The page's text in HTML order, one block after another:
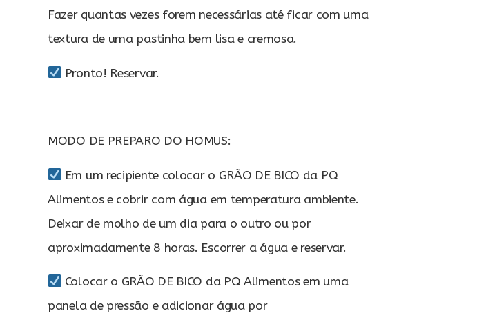
Fazer quantas vezes forem necessárias até ficar com uma
textura de uma pastinha bem lisa e cremosa.
Pronto! Reservar.
MODO DE PREPARO DO HOMUS:
Em um recipiente colocar o GRÃO DE BICO da PQ
Alimentos e cobrir com água em temperatura ambiente.
Deixar de molho de um dia para o outro ou por
aproximadamente 8 horas. Escorrer a água e reservar.
Colocar o GRÃO DE BICO da PQ Alimentos em uma
panela de pressão e adicionar água por